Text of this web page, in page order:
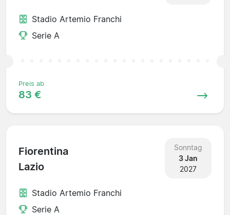
Stadio Artemio Franchi
Serie A
Preis ab
83 €
Fiorentina
Lazio
Sonntag
3 Jan
2027
Stadio Artemio Franchi
Serie A